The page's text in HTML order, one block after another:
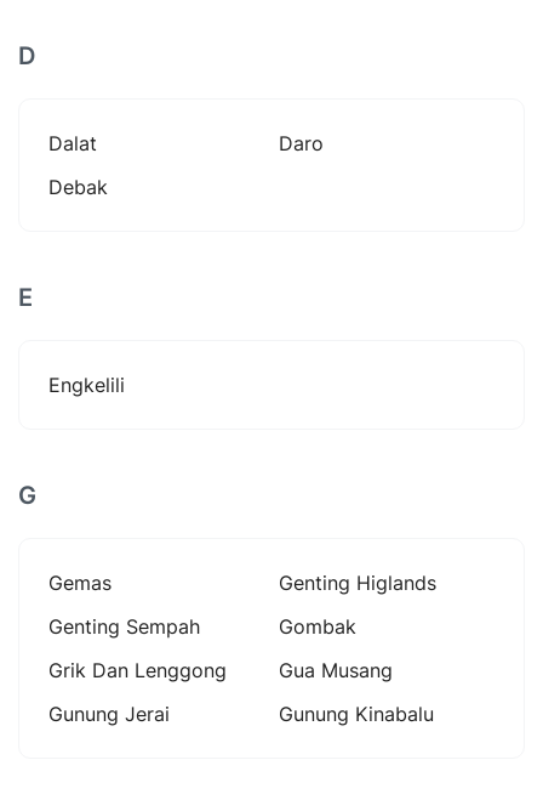
D
Dalat
Daro
Debak
E
Engkelili
G
Gemas
Genting Higlands
Genting Sempah
Gombak
Grik Dan Lenggong
Gua Musang
Gunung Jerai
Gunung Kinabalu